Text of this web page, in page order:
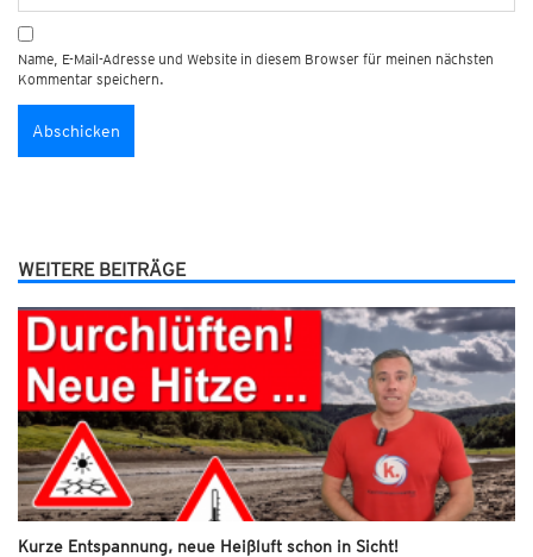
Name, E-Mail-Adresse und Website in diesem Browser für meinen nächsten
Kommentar speichern.
WEITERE BEITRÄGE
Kurze Entspannung, neue Heißluft schon in Sicht!